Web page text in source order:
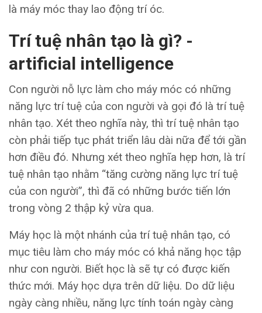
là máy móc thay lao động trí óc.
Trí tuệ nhân tạo là gì? -
artificial intelligence
Con người nỗ lực làm cho máy móc có những
năng lực trí tuệ của con người và gọi đó là trí tuệ
nhân tạo. Xét theo nghĩa này, thì trí tuệ nhân tạo
còn phải tiếp tục phát triển lâu dài nữa để tới gần
hơn điều đó. Nhưng xét theo nghĩa hẹp hơn, là trí
tuệ nhân tạo nhằm “tăng cường năng lực trí tuệ
của con người”, thì đã có những bước tiến lớn
trong vòng 2 thập kỷ vừa qua.
Máy học là một nhánh của trí tuệ nhân tạo, có
mục tiêu làm cho máy móc có khả năng học tập
như con người. Biết học là sẽ tự có được kiến
thức mới. Máy học dựa trên dữ liệu. Do dữ liệu
ngày càng nhiều, năng lực tính toán ngày càng